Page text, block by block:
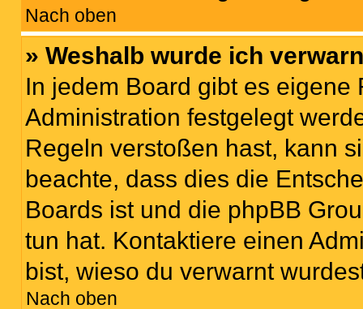
Nach oben
» Weshalb wurde ich
In jedem Board gibt es
Administration festgelegt
Regeln verstoßen hast, kann
beachte, dass dies die
Boards ist und die phpBB
tun hat. Kontaktiere einen
bist, wieso du verwarnt
Nach oben